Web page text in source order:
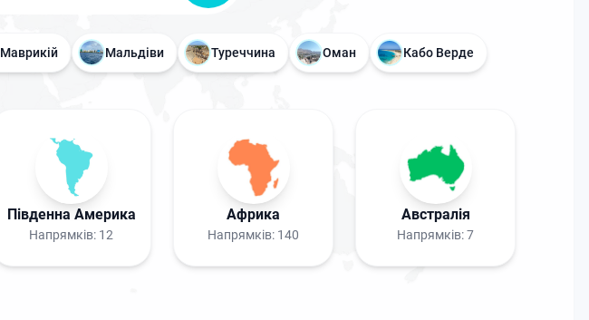
Маврикій Мальдіви Туреччина Оман Кабо Верде
Південна Америка
Напрямків: 12
Африка
Напрямків: 140
Австралія
Напрямків:7